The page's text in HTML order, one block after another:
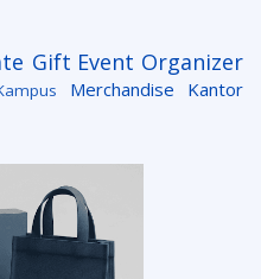
Gift Event Organizer
Merchandise Kantor